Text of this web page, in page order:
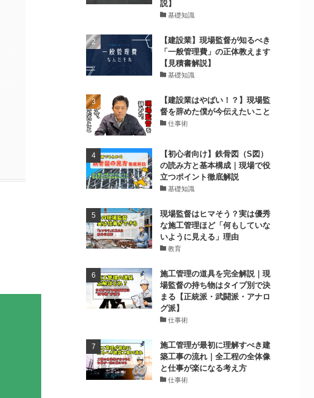
説】
基礎知識
【建設業】現場監督が知るべき
「一般管理費」の正体教えます
【見積書解説】
基礎知識
【建設業はやばい！？】現場監
督を辞めた僕が今伝えたいこと
仕事術
【初心者向け】鉄骨図（S図）
の読み方と基本構成｜現場で役
立つポイント徹底解説
基礎知識
現場監督はヒマそう？実は優秀
な施工管理ほど「何もしていな
いように見える」理由
教育
施工管理の道具を完全解説｜現
場監督の持ち物はタイプ別で決
まる【正統派・武闘派・アナロ
グ派】
仕事術
施工管理が最初に理解すべき建
築工事の流れ｜全工程の全体像
と仕事が楽になる考え方
仕事術